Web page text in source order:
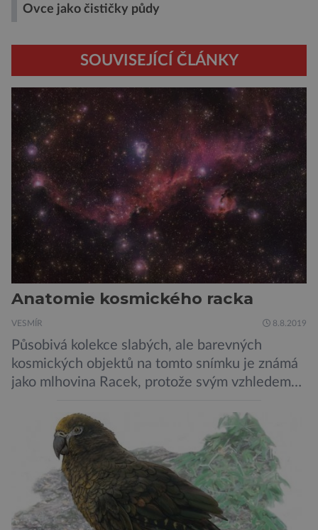
Ovce jako čističky půdy
SOUVISEJÍCÍ ČLÁNKY
Anatomie kosmického racka
VESMÍR 8.8.2019
Působivá kolekce slabých, ale barevných
kosmických objektů na tomto snímku je známá
jako mlhovina Racek, protože svým vzhledem
prachu, vodíku, hélia a malého množství těžších
chemických prvků. Celá oblast je místem zrodu
nových hvězd. Mimořádné rozlišení tohoto
záběru pořízeného pomocí přehlídkového
teleskopu ESO/VST odhaluje detaily
jednotlivých astronomických objektů, […]